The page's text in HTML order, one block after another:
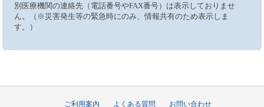
別医療機関の連絡先（電話番号やFAX番号）は表示しておりませ
ん。（※災害発生等の緊急時にのみ、情報共有のため表示しま
す。）
ご利用案内 よくある質問 お問い合わせ